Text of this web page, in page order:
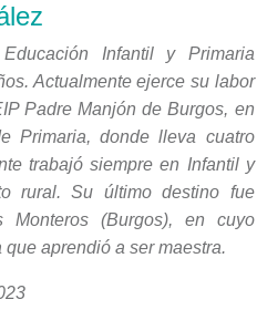
Infantil y Primaria
Actualmente ejerce su labor
Padre Manjón de Burgos, en
Primaria, donde lleva cuatro
trabajó siempre en Infantil y
rural. Su último destino fue
Monteros (Burgos), en cuyo
aprendió a ser maestra.